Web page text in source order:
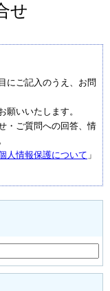
せ
にご記入のうえ、お問
願いいたします。
・ご質問への回答、情
人情報保護について 」